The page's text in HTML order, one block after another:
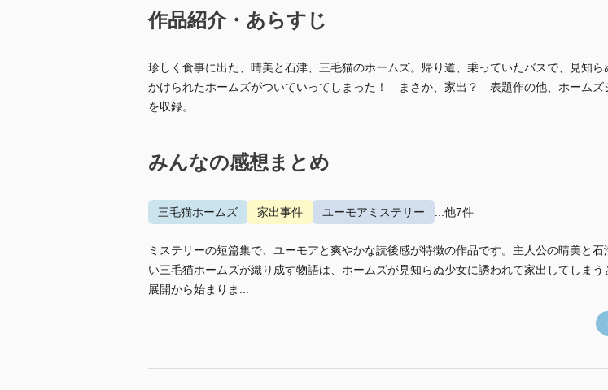
作品紹介・あらすじ
珍しく食事に出た、晴美と石津、三毛猫のホームズ。帰り道、乗っていたバスで、見知ら
かけられたホームズがついていってしまった！ まさか、家出？ 表題作の他、ホームズ
を収録。
みんなの感想まとめ
三毛猫ホームズ 家出事件 ユーモアミステリー ...他7件
ミステリーの短篇集で、ユーモアと爽やかな読後感が特徴の作品です。主人公の晴美と石
い三毛猫ホームズが織り成す物語は、ホームズが見知らぬ少女に誘われて家出してしまう
展開から始まりま...